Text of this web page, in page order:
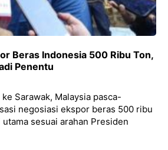
Beras Indonesia 500 Ribu Ton,
Penentu
Sarawak, Malaysia pasca-
negosiasi ekspor beras 500 ribu
sesuai arahan Presiden